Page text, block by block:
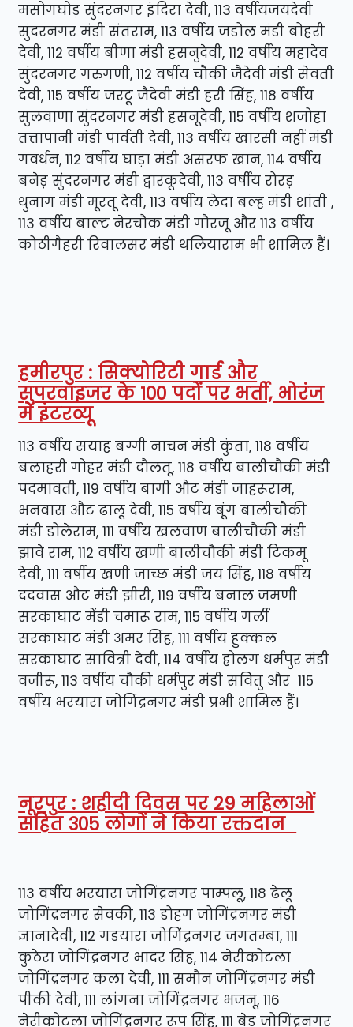
मसोगघोड़ सुंदरनगर इंदिरा देवी, 113 वर्षीयजयदेवी
सुंदरनगर मंडी संतराम, 113 वर्षीय जडोल मंडी बोहरी
देवी, 112 वर्षीय बीणा मंडी हसनुदेवी, 112 वर्षीय महादेव
सुंदरनगर गरुगणी, 112 वर्षीय चौकी जैदेवी मंडी सेवती
देवी, 115 वर्षीय जरटू जैदेवी मंडी हरी सिंह, 118 वर्षीय
सुलवाणा सुंदरनगर मंडी हसनूदेवी, 115 वर्षीय शजोहा
तत्तापानी मंडी पार्वती देवी, 113 वर्षीय खारसी नहीं मंडी
गवर्धन, 112 वर्षीय घाड़ा मंडी असरफ खान, 114 वर्षीय
बनेड़ सुंदरनगर मंडी द्वारकूदेवी, 113 वर्षीय रोरड़
थुनाग मंडी मूरतू देवी, 113 वर्षीय लेदा बल्ह मंडी शांती ,
113 वर्षीय बाल्ट नेरचौक मंडी गौरजू और 113 वर्षीय
कोठीगैहरी रिवालसर मंडी थलियाराम भी शामिल हैं।
हमीरपुर : सिक्योरिटी गार्ड और
सुपरवाइजर के 100 पदों पर भर्ती, भोरंज
में इंटरव्यू
113 वर्षीय सयाह बग्गी नाचन मंडी कुंता, 118 वर्षीय
बलाहरी गोहर मंडी दौलतू, 118 वर्षीय बालीचौकी मंडी
पदमावती, 119 वर्षीय बागी औट मंडी जाहरूराम,
भनवास औट ढालू देवी, 115 वर्षीय बूंग बालीचौकी
मंडी डोलेराम, 111 वर्षीय खलवाण बालीचौकी मंडी
झावे राम, 112 वर्षीय खणी बालीचौकी मंडी टिकमू
देवी, 111 वर्षीय खणी जाच्छ मंडी जय सिंह, 118 वर्षीय
ददवास औट मंडी झीरी, 119 वर्षीय बनाल जमणी
सरकाघाट मेंडी चमारू राम, 115 वर्षीय गर्ली
सरकाघाट मंडी अमर सिंह, 111 वर्षीय हुक्कल
सरकाघाट सावित्री देवी, 114 वर्षीय ह्रोलग धर्मपुर मंडी
वजीरू, 113 वर्षीय चौकी धर्मपुर मंडी सवितु और 115
वर्षीय भरयारा जोगिंद्रनगर मंडी प्रभी शामिल हैं।
नूरपुर : शहीदी दिवस पर 29 महिलाओं
सहित 305 लोगों ने किया रक्तदान
113 वर्षीय भरयारा जोगिंद्रनगर पाम्पलू, 118 ढेलू
जोगिंद्रनगर सेवकी, 113 डोहग जोगिंद्रनगर मंडी
ज्ञानादेवी, 112 गडयारा जोगिंद्रनगर जगतम्बा, 111
कुठेरा जोगिंद्रनगर भादर सिंह, 114 नेरीकोटला
जोगिंद्रनगर कला देवी, 111 समौन जोगिंद्रनगर मंडी
पीकी देवी, 111 लांगना जोगिंद्रनगर भजनू, 116
नेरीकोटला जोगिंद्रनगर रूप सिंह, 111 बेडु जोगिंद्रनगर